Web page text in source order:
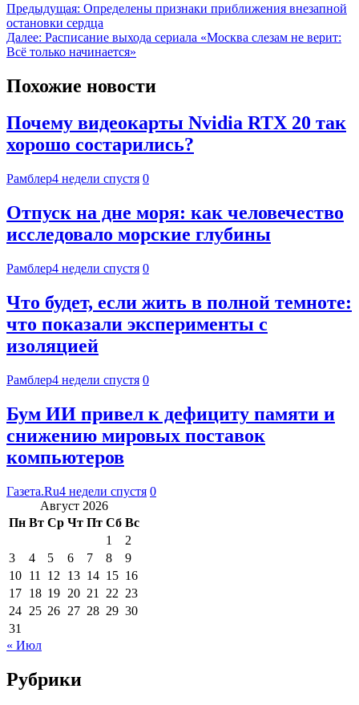
Предыдущая: Определены признаки приближения внезапной
остановки сердца
Далее: Расписание выхода сериала «Москва слезам не верит:
Всё только начинается»
Похожие новости
Почему видеокарты Nvidia RTX 20 так
хорошо состарились?
Рамблер4 недели спустя 0
Отпуск на дне моря: как человечество
исследовало морские глубины
Рамблер4 недели спустя 0
Что будет, если жить в полной темноте:
что показали эксперименты с
изоляцией
Рамблер4 недели спустя 0
Бум ИИ привел к дефициту памяти и
снижению мировых поставок
компьютеров
Газета.Ru4 недели спустя 0
Август 2026
Пн Вт Ср Чт Пт Сб Вс
1
2
3
4 5 6 7 8
9
10 11 12 13 14 15 16
17 18 19 20 21 22 23
24 25 26 27 28 29 30
31
« Июл
Рубрики